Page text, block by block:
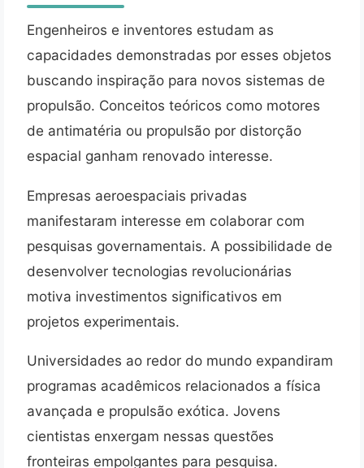
Engenheiros e inventores estudam as
capacidades demonstradas por esses objetos
buscando inspiração para novos sistemas de
propulsão. Conceitos teóricos como motores
de antimatéria ou propulsão por distorção
espacial ganham renovado interesse.
Empresas aeroespaciais privadas
manifestaram interesse em colaborar com
pesquisas governamentais. A possibilidade de
desenvolver tecnologias revolucionárias
motiva investimentos significativos em
projetos experimentais.
Universidades ao redor do mundo expandiram
programas acadêmicos relacionados a física
avançada e propulsão exótica. Jovens
cientistas enxergam nessas questões
fronteiras empolgantes para pesquisa.